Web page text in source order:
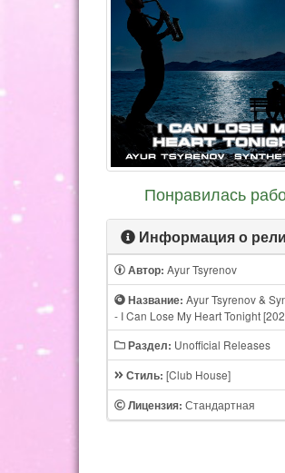
Понравилась
Информация о
Автор: Ayur Tsyrenov
Название: Ayur Tsyrenov &
- I Can Lose My Heart Tonight
Раздел: Unofficial Releases
Стиль: [Club House]
Лицензия: Стандартная